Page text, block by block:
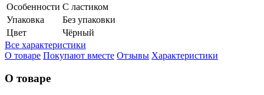
Особенности С ластиком
Упаковка
Без упаковки
Цвет
Чёрный
Все характеристики
О товаре Покупают вместе Отзывы Характеристики
О товаре